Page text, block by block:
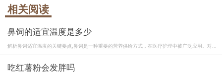
相关阅读
鼻饲的适宜温度是多少
解析鼻饲适宜温度的关键要点,鼻饲是一种重要的营养供给方式，在医疗护理中被广泛应用。对...
吃红薯粉会发胖吗